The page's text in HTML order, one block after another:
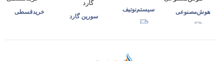
هوش‌مصنوعی سیستم‌نوتیف
سورین گارد
خرید‌قسطی